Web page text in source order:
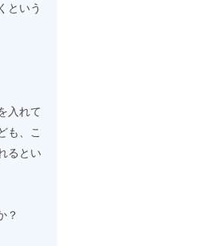
という
入れて
も、こ
るとい
？